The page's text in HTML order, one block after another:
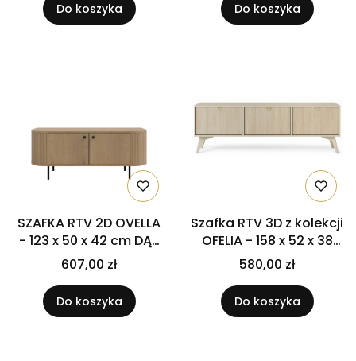
Do koszyka Do koszyka
SZAFKA RTV 2D OVELLA
- 123 x 50 x 42 cm DĄB
CREMONA
607,00 zł
Do koszyka
Szafka RTV 3D z kolekcji
OFELIA - 158 x 52 x 38
cm JODEŁKA SCANDI /
BEŻ
580,00 zł
Do koszyka